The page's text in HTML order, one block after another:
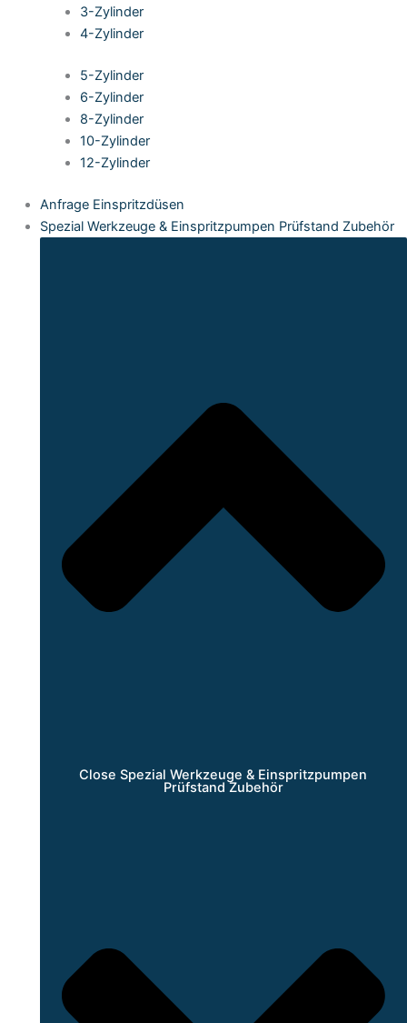
3-Zylinder
4-Zylinder
5-Zylinder
6-Zylinder
8-Zylinder
10-Zylinder
12-Zylinder
Anfrage Einspritzdüsen
Spezial Werkzeuge & Einspritzpumpen Prüfstand Zubehör
Close Spezial Werkzeuge & Einspritzpumpen
Prüfstand Zubehör